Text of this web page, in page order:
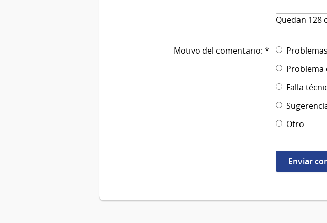
Quedan 128
Motivo del comentario: *
Problema
Falla
Otro